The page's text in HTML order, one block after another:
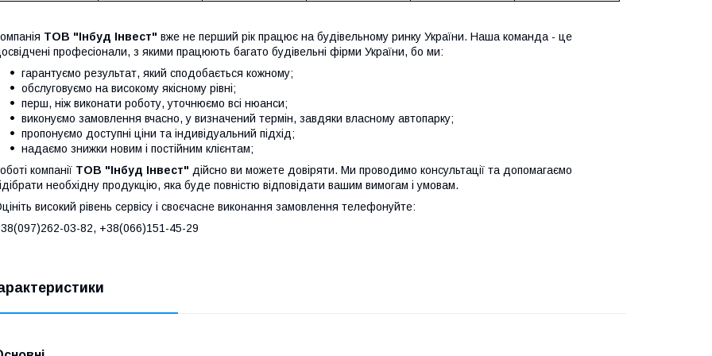
ТОВ "Інбуд Інвест" вже не перший рік працює на будівельному ринку України. Наша команда - це
професіонали, з якими працюють багато будівельні фірми України, бо ми:
гарантуємо результат, який сподобається кожному;
обслуговуємо на високому якісному рівні;
перш, ніж виконати роботу, уточнюємо всі нюанси;
виконуємо замовлення вчасно, у визначений термін, завдяки власному автопарку;
пропонуємо доступні ціни та індивідуальний підхід;
надаємо знижки новим і постійним клієнтам;
компанії ТОВ "Інбуд Інвест" дійсно ви можете довіряти. Ми проводимо консультації та допомагаємо
необхідну продукцію, яка буде повністю відповідати вашим вимогам і умовам.
високий рівень сервісу і своєчасне виконання замовлення телефонуйте:
03-82, +38(066)151-45-29